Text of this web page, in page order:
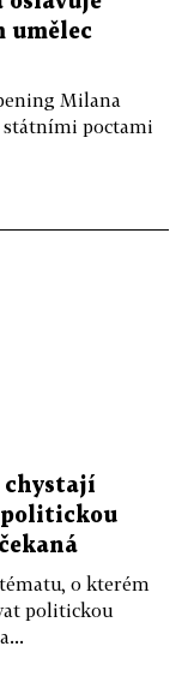
umělec
Milana
státními poctami
chystají
politickou
o kterém
politickou